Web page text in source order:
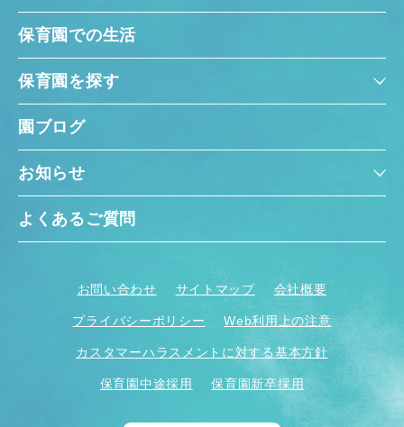
保育園での生活
保育園を探す
園ブログ
お知らせ
よくあるご質問
お問い合わせ サイトマップ 会社概要
プライバシーポリシー Web利用上の注意
カスタマーハラスメントに対する基本方針
保育園中途採用 保育園新卒採用